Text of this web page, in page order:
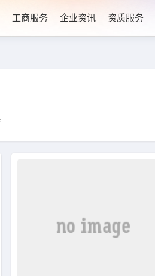
工商服务 企业资讯 资质服务